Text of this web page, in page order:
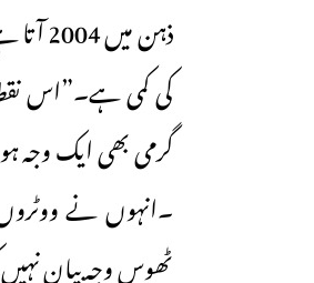
کی کمی ہے۔”اس
گرمی بھی ایک وجہ
۔انہوں نے
ٹھوس وجہ بیان